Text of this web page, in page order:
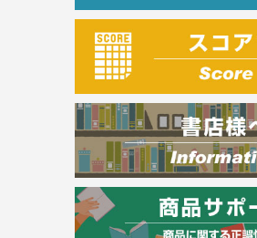
衛生管理・運行管理
建築・土木
電気・危険物
調理師
スキル・キャリアアップ
危険物取扱者
消防設備士
登録販売者
その他資格試験